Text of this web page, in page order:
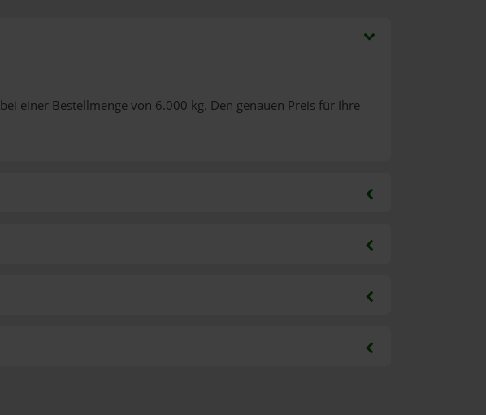
bei einer Bestellmenge von 6.000 kg. Den genauen Preis für Ihre